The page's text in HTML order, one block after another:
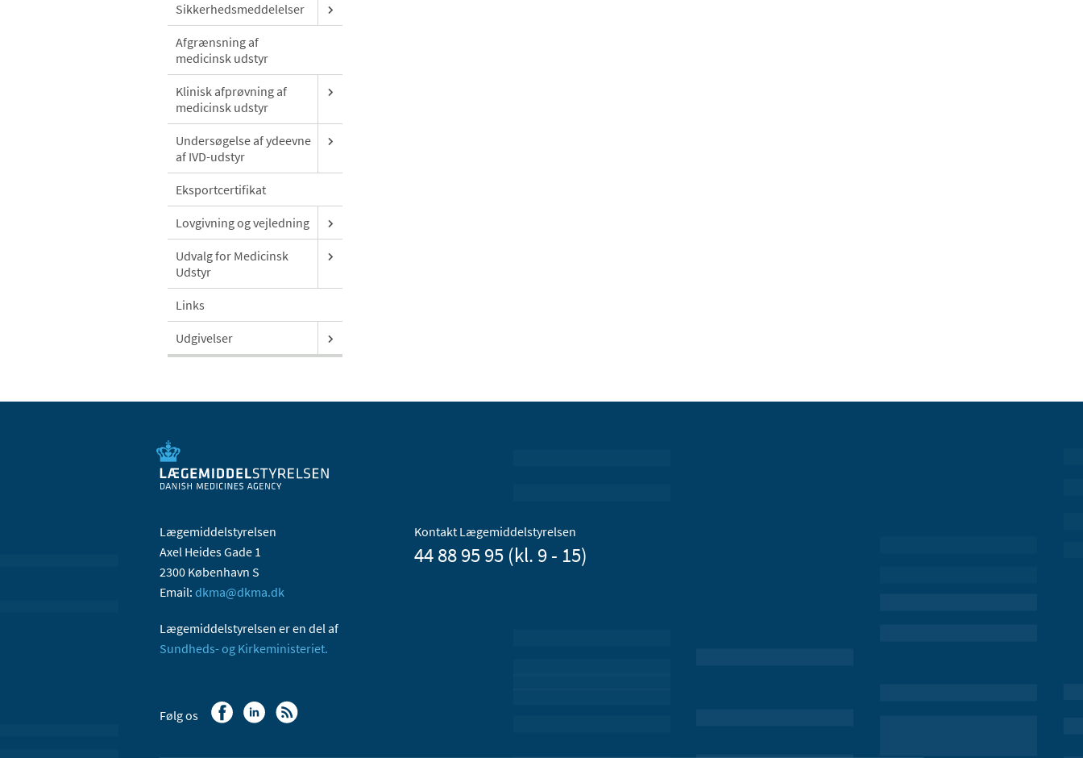
Sikkerhedsmeddelelser
Afgrænsning af
medicinsk udstyr
Klinisk afprøvning af
medicinsk udstyr
Undersøgelse af ydeevne
af IVD-udstyr
Eksportcertifikat
Lovgivning og vejledning
Udvalg for Medicinsk
Udstyr
Links
Udgivelser
Lægemiddelstyrelsen
Axel Heides Gade 1
2300 København S
Email: dkma@dkma.dk
Lægemiddelstyrelsen er en del af
Sundheds- og Kirkeministeriet.
Kontakt Lægemiddelstyrelsen
44 88 95 95 (kl. 9 - 15)
Følg os